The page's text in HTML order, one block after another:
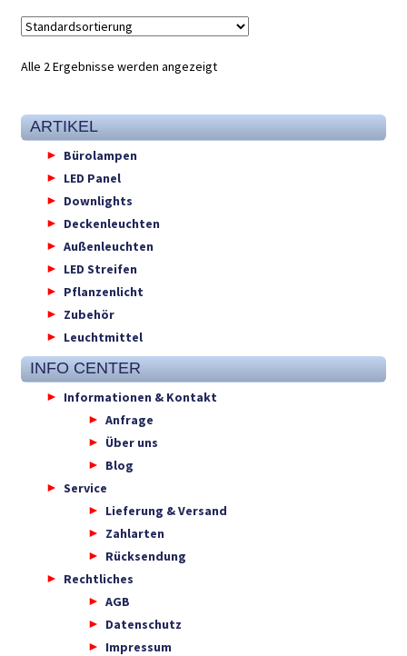
Alle 2 Ergebnisse werden angezeigt
ARTIKEL
Bürolampen
LED Panel
Downlights
Deckenleuchten
Außenleuchten
LED Streifen
Pflanzenlicht
Zubehör
Leuchtmittel
INFO CENTER
Informationen & Kontakt
Anfrage
Über uns
Blog
Service
Lieferung & Versand
Zahlarten
Rücksendung
Rechtliches
AGB
Datenschutz
Impressum